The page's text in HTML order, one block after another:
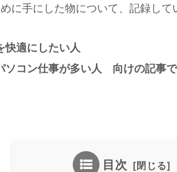
に手にした物について、記録して
快適にしたい人
ソコン仕事が多い人 向けの記事
目次